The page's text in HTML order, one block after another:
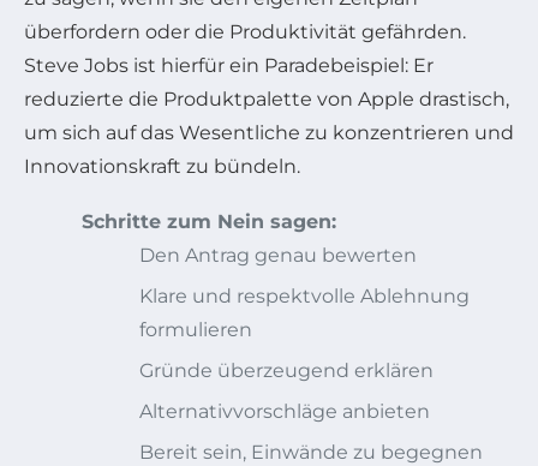
überfordern oder die Produktivität gefährden.
Steve Jobs ist hierfür ein Paradebeispiel: Er
reduzierte die Produktpalette von Apple drastisch,
um sich auf das Wesentliche zu konzentrieren und
Innovationskraft zu bündeln.
Schritte zum Nein sagen:
Den Antrag genau bewerten
Klare und respektvolle Ablehnung
formulieren
Gründe überzeugend erklären
Alternativvorschläge anbieten
Bereit sein, Einwände zu begegnen